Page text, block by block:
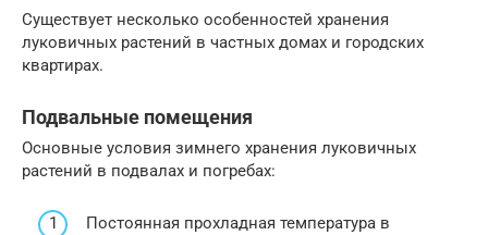
Существует несколько особенностей хранения
луковичных растений в частных домах и городских
квартирах.
Подвальные помещения
Основные условия зимнего хранения луковичных
растений в подвалах и погребах:
Постоянная прохладная температура в